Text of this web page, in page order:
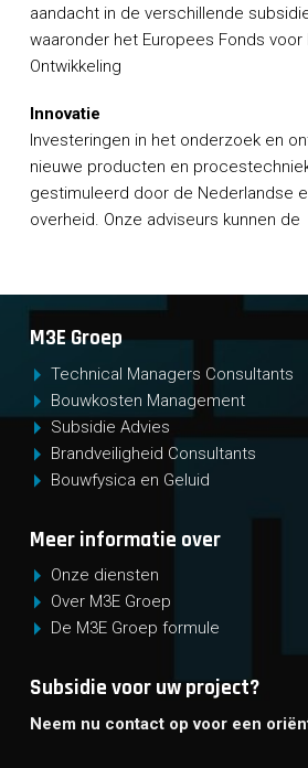
aandacht in de verschillende
waaronder het Europees Fonds voor
Ontwikkeling
Innovatie
Investeringen in het onderzoek en
nieuwe producten en
gestimuleerd door de Nederlandse
overheid. Onze adviseurs kunnen de
M3E Groep
Technical Managers Consultants
Bouwkosten Management
Subsidie Advies
Brandveiligheid Consultants
Bouwfysica en Geluid
Meer informatie over
Onze diensten
Over M3E Groep
De M3E Groep formule
Subsidie voor uw project?
Neem nu contact op voor een